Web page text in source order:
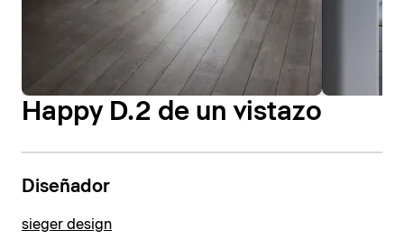
Happy D.2 de un vistazo
Diseñador
sieger design